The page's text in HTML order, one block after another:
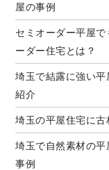
屋の事例
セミオーダー平屋
ーダー住宅とは？
埼玉で結露に強い
紹介
埼玉の平屋住宅に古
埼玉で自然素材の
事例